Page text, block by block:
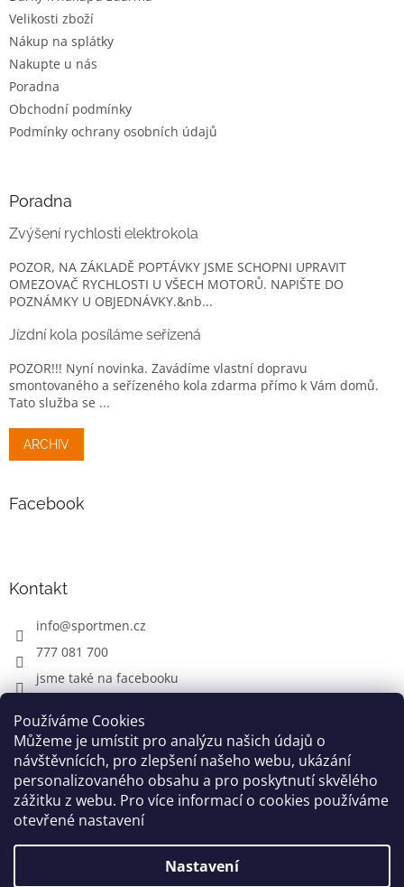
Používáme Cookies
Můžeme je umístit pro analýzu našich údajů o
návštěvnících, pro zlepšení našeho webu, ukázání
personalizovaného obsahu a pro poskytnutí skvělého
zážitku z webu. Pro více informací o cookies používáme
otevřené nastavení
Nastavení
Velikosti zboží
Nákup na splátky
Nakupte u nás
Poradna
Obchodní podmínky
Podmínky ochrany osobních údajů
Poradna
Zvýšení rychlosti elektrokola
POZOR, NA ZÁKLADĚ POPTÁVKY JSME SCHOPNI UPRAVIT
OMEZOVAČ RYCHLOSTI U VŠECH MOTORŮ. NAPIŠTE DO
POZNÁMKY U OBJEDNÁVKY.&nb...
Jízdní kola posíláme seřízená
POZOR!!! Nyní novinka. Zavádíme vlastní dopravu
smontovaného a seřízeného kola zdarma přímo k Vám domů.
Tato služba se ...
ARCHIV
Facebook
Kontakt
info@sportmen.cz
777 081 700
jsme také na facebooku
CYKLO OBLEČENÍ